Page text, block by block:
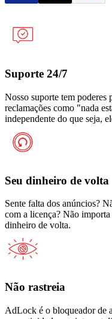
Suporte 24/7
Nosso suporte tem poderes
reclamações como "nada
independente do que seja,
Seu dinheiro de volta
Sente falta dos anúncios?
com a licença? Não
dinheiro de volta.
Não rastreia
AdLock é o bloqueador de